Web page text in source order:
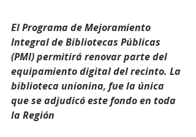
El Programa de Mejoramiento
Integral de Bibliotecas Públicas
(PMI) permitirá renovar parte del
equipamiento digital del recinto. La
biblioteca unionina, fue la única
que se adjudicó este fondo en toda
la Región